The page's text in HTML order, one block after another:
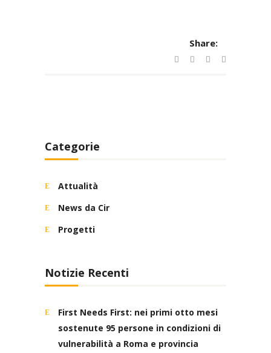
Share:
Categorie
Attualità
News da Cir
Progetti
Notizie Recenti
First Needs First: nei primi otto mesi
sostenute 95 persone in condizioni di
vulnerabilità a Roma e provincia